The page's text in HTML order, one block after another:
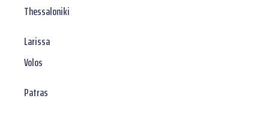
Thessaloniki
Larissa
Volos
Patras